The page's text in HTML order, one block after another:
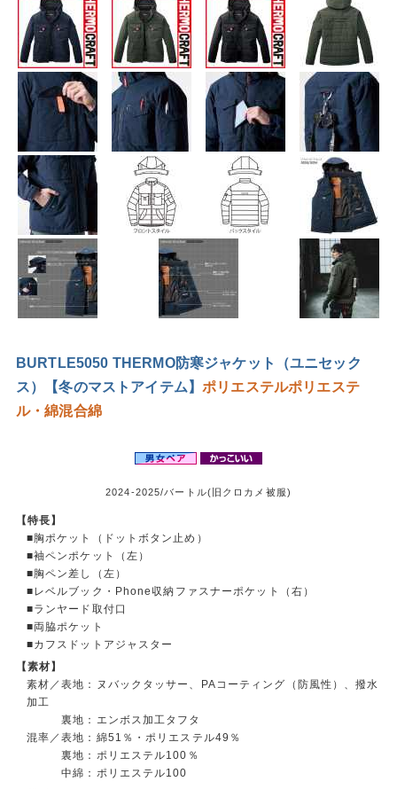
BURTLE5050 THERMO防寒ジャケット（ユニセック
ス）【冬のマストアイテム】ポリエステルポリエステ
ル・綿混合綿
2024-2025/バートル(旧クロカメ被服)
【特長】
■胸ポケット（ドットボタン止め）
■袖ペンポケット（左）
■胸ペン差し（左）
■レベルブック・Phone収納ファスナーポケット（右）
■ランヤード取付口
■両脇ポケット
■カフスドットアジャスター
【素材】
素材／表地：ヌバックタッサー、PAコーティング（防風性）、撥水
加工
裏地：エンボス加工タフタ
混率／表地：綿51％・ポリエステル49％
裏地：ポリエステル100％
中綿：ポリエステル100